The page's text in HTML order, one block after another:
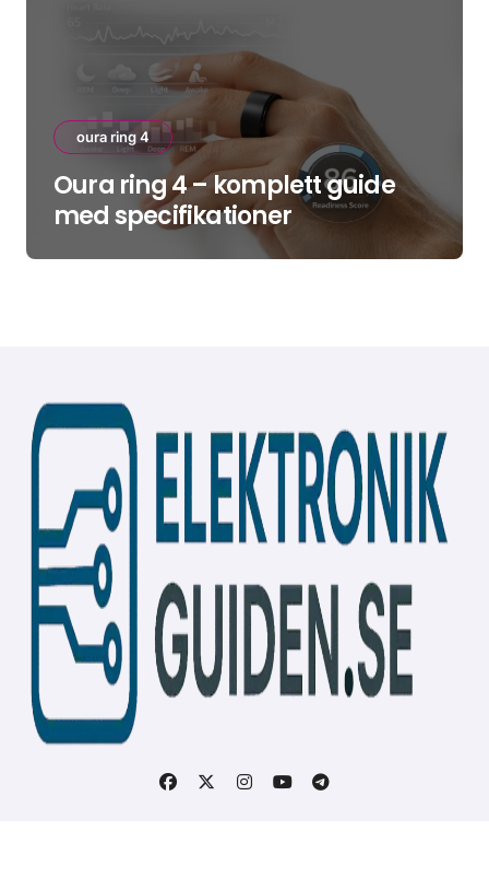
oura ring 4
Oura ring 4 – komplett guide
med specifikationer